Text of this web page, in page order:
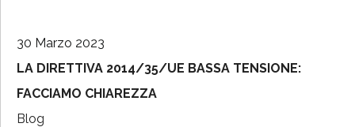
30 Marzo 2023
LA DIRETTIVA 2014/35/UE BASSA TENSIONE:
FACCIAMO CHIAREZZA
Blog